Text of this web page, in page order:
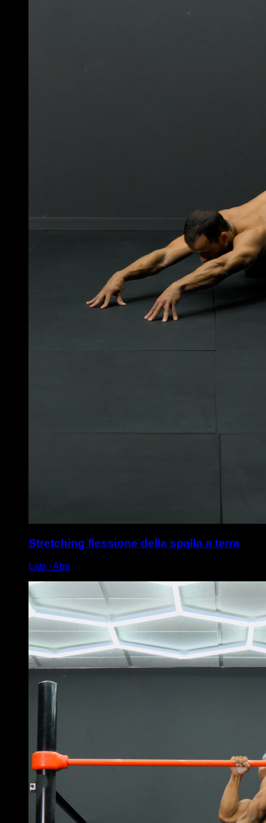
Stretching flessione della spalla a terra
Lats ∙ Abs